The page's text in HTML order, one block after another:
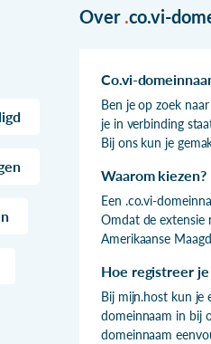
Over .co.vi-
Co.vi-
Ben je op zoek
je in verbinding
Bij ons kun je
Waarom kiezen?
Een .co.vi-
Omdat de extensie
Amerikaanse
Hoe registreer
Bij mijn.host kun je
domeinnaam in bij
domeinnaam